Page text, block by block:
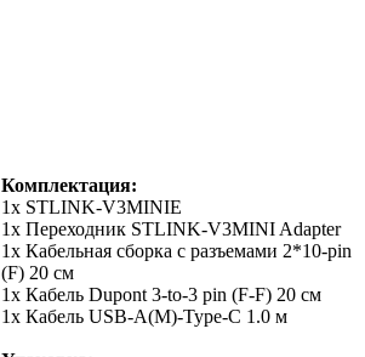
Комплектация:
1х STLINK-V3MINIE
1х Переходник STLINK-V3MINI Adapter
1х Кабельная сборка с разъемами 2*10-pin
(F) 20 см
1х Кабель Dupont 3-to-3 pin (F-F) 20 см
1х Кабель USB-A(M)-Type-C 1.0 м